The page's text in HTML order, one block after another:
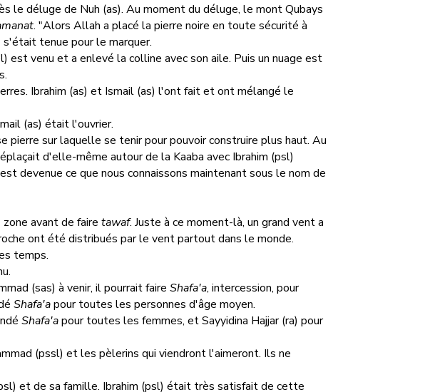
le déluge de Nuh (as). Au moment du déluge, le mont Qubays
. "Alors Allah a placé la pierre noire en toute sécurité à
tenue pour le marquer.
est venu et a enlevé la colline avec son aile. Puis un nuage est
Ibrahim (as) et Ismail (as) l'ont fait et ont mélangé le
(as) était l'ouvrier.
pierre sur laquelle se tenir pour pouvoir construire plus haut. Au
d'elle-même autour de la Kaaba avec Ibrahim (psl)
devenue ce que nous connaissons maintenant sous le nom de
avant de fairetawaf. Juste à ce moment-là, un grand vent a
ont été distribués par le vent partout dans le monde.
temps.
(sas) à venir, il pourrait faireShafa'a, intercession, pour
Shafa'apour toutes les personnes d'âge moyen.
Shafa'apour toutes les femmes, et Sayyidina Hajjar (ra) pour
(pssl) et les pèlerins qui viendront l'aimeront. Ils ne
et de sa famille. Ibrahim (psl) était très satisfait de cette